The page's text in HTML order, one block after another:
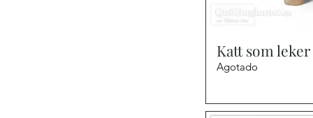
Katt som leker
Agotado